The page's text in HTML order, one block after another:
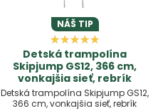
NÁŠ TIP
Detská trampolína
Skipjump GS12, 366 cm,
vonkajšia sieť, rebrík
Detská trampolína Skipjump GS12,
366 cm, vonkajšia sieť, rebrík